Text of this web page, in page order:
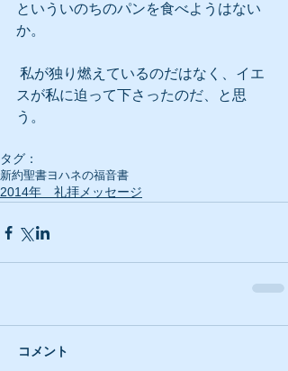
といういのちのパンを食べようはない
か。
スが私に迫って下さったのだ、と思
う。
タグ：
新約聖書ヨハネの福音書
2014年 礼拝メッセージ
コメント